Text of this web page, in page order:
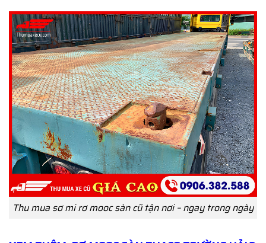
Thu mua sơ mi rơ mooc sàn cũ tận nơi – ngay trong ngày